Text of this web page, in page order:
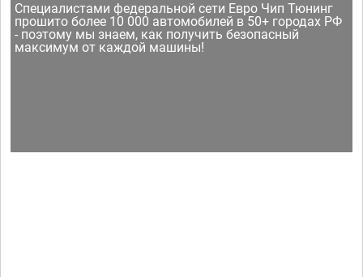
Специалистами федеральной сети Евро Чип Тюнинг
прошито более 10 000 автомобилей в 50+ городах РФ
- поэтому мы знаем, как получить безопасный
максимум от каждой машины!